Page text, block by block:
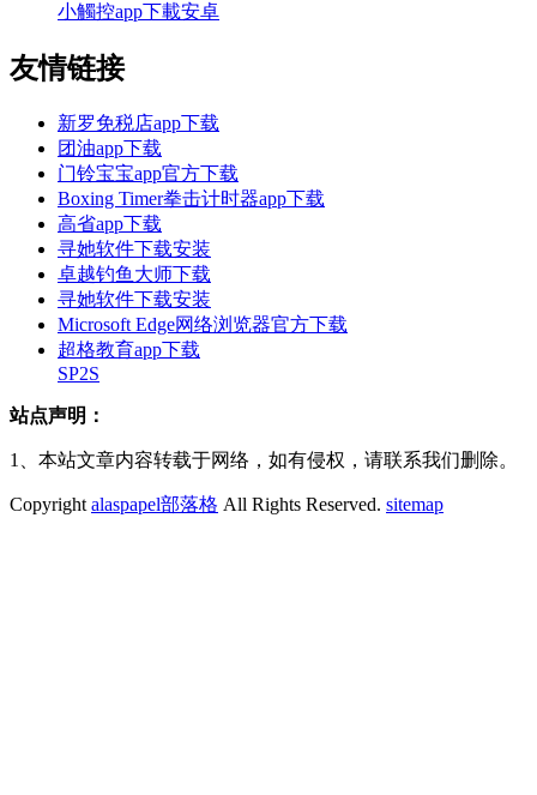
小觸控app下載安卓
友情链接
新罗免税店app下载
团油app下载
门铃宝宝app官方下载
Boxing Timer拳击计时器app下载
高省app下载
寻她软件下载安装
卓越钓鱼大师下载
寻她软件下载安装
Microsoft Edge网络浏览器官方下载
超格教育app下载
SP2S
站点声明：
1、本站文章内容转载于网络，如有侵权，请联系我们删除。
Copyright alaspapel部落格 All Rights Reserved. sitemap